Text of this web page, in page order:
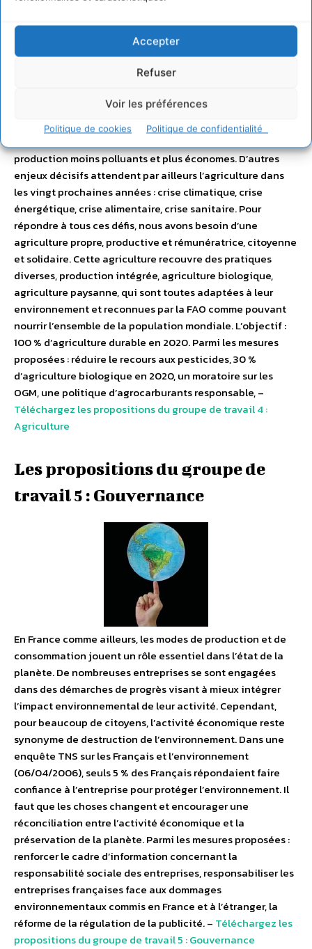
Accepter
Refuser
Voir les préférences
Politique de cookies Politique de confidentialité
émissions croissantes de gaz à effet de serre,
appauvrissement du tissu rural, dépendance aux aides
des exploitants agricoles… Les dégradations
environnementales et sociales issues de la transformation
de l’agriculture après la seconde guerre mondiales sont
agricoles continuent de privilégier un système très
consommateur en intrants, à forts volumes de production
production moins polluants et plus économes. D’autres
enjeux décisifs attendent par ailleurs l’agriculture dans
les vingt prochaines années : crise climatique, crise
énergétique, crise alimentaire, crise sanitaire. Pour
répondre à tous ces défis, nous avons besoin d’une
agriculture propre, productive et rémunératrice, citoyenne
et solidaire. Cette agriculture recouvre des pratiques
diverses, production intégrée, agriculture biologique,
agriculture paysanne, qui sont toutes adaptées à leur
environnement et reconnues par la FAO comme pouvant
nourrir l’ensemble de la population mondiale. L’objectif :
100 % d’agriculture durable en 2020. Parmi les mesures
proposées : réduire le recours aux pesticides, 30 %
d’agriculture biologique en 2020, un moratoire sur les
OGM, une politique d’agrocarburants responsable, –
Téléchargez les propositions du groupe de travail 4 :
Agriculture
Les propositions du groupe de
travail 5 : Gouvernance
En France comme ailleurs, les modes de production et de
consommation jouent un rôle essentiel dans l’état de la
planète. De nombreuses entreprises se sont engagées
dans des démarches de progrès visant à mieux intégrer
l’impact environnemental de leur activité. Cependant,
pour beaucoup de citoyens, l’activité économique reste
synonyme de destruction de l’environnement. Dans une
enquête TNS sur les Français et l’environnement
(06/04/2006), seuls 5 % des Français répondaient faire
confiance à l’entreprise pour protéger l’environnement. Il
faut que les choses changent et encourager une
réconciliation entre l’activité économique et la
préservation de la planète. Parmi les mesures proposées :
renforcer le cadre d’information concernant la
responsabilité sociale des entreprises, responsabiliser les
entreprises françaises face aux dommages
environnementaux commis en France et à l’étranger, la
réforme de la régulation de la publicité. – Téléchargez les
propositions du groupe de travail 5 : Gouvernance